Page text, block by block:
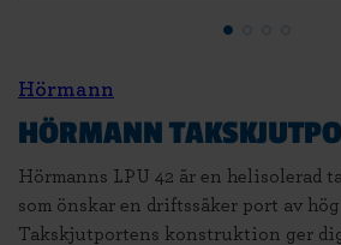
Hörmann
HÖRMANN
Hörmanns LPU 42 är en helisolerad
som önskar en driftssäker port av
Takskjutportens konstruktion ger